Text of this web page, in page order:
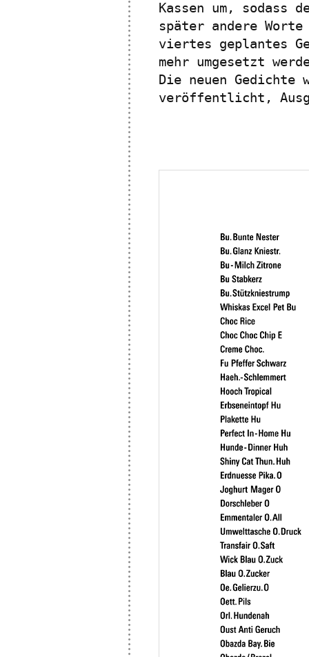
Kassen um, sodass
später andere
viertes geplantes
mehr umgesetzt
Die neuen Gedichte
veröffentlicht,